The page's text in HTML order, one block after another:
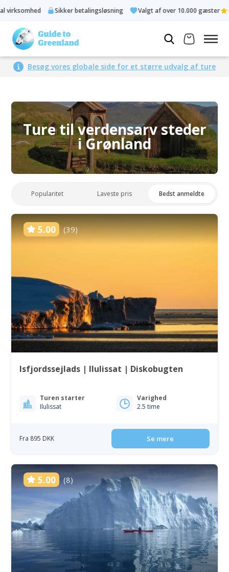
Sikker betalingsløsning Valgt af over 10.000 gæster
Besøg vores globale side for et større udvalg af ture
Ture til verdensarv steder
i Grønland
Popularitet Laveste pris Bedst anmeldte
5.00 (39)
Isfjordssejlads | Ilulissat | Diskobugten
Turen starter
Ilulissat
Varighed
2.5 time
Fra 895 DKK Se mere
5.00 (8)